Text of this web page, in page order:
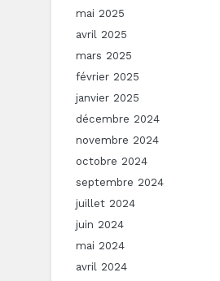
mai 2025
avril 2025
mars 2025
février 2025
janvier 2025
décembre 2024
novembre 2024
octobre 2024
septembre 2024
juillet 2024
juin 2024
mai 2024
avril 2024